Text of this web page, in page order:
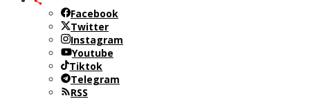
Facebook
Twitter
Instagram
Youtube
Tiktok
Telegram
RSS